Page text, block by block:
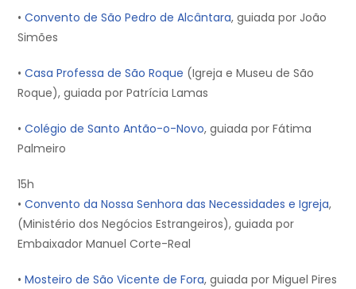
• Convento de São Pedro de Alcântara, guiada por João
Simões
• Casa Professa de São Roque (Igreja e Museu de São
Roque), guiada por Patrícia Lamas
• Colégio de Santo Antão-o-Novo, guiada por Fátima
Palmeiro
15h
• Convento da Nossa Senhora das Necessidades e Igreja,
(Ministério dos Negócios Estrangeiros), guiada por
Embaixador Manuel Corte-Real
• Mosteiro de São Vicente de Fora, guiada por Miguel Pires